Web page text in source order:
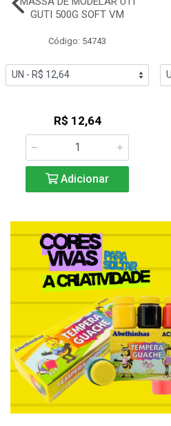
GUTI 500G SOFT VM
Código: 54743
R$ 12,64
Adicionar